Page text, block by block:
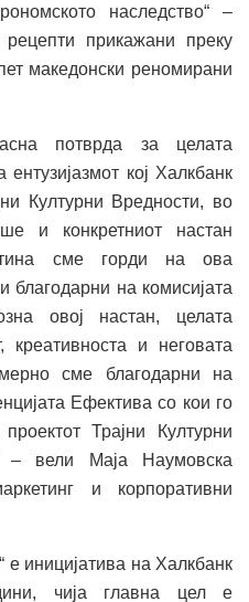
наследство“ –
прикажани преку
македонски реномирани
потврда за целата
кој Халкбанк
Културни Вредности, во
и конкретниот настан
сме горди на ова
благодарни на комисијата
овој настан, целата
креативноста и неговата
сме благодарни на
Ефектива со кои го
Трајни Културни
– вели Маја Наумовска
и корпоративни
е иницијатива на Халкбанк
чија главна цел е